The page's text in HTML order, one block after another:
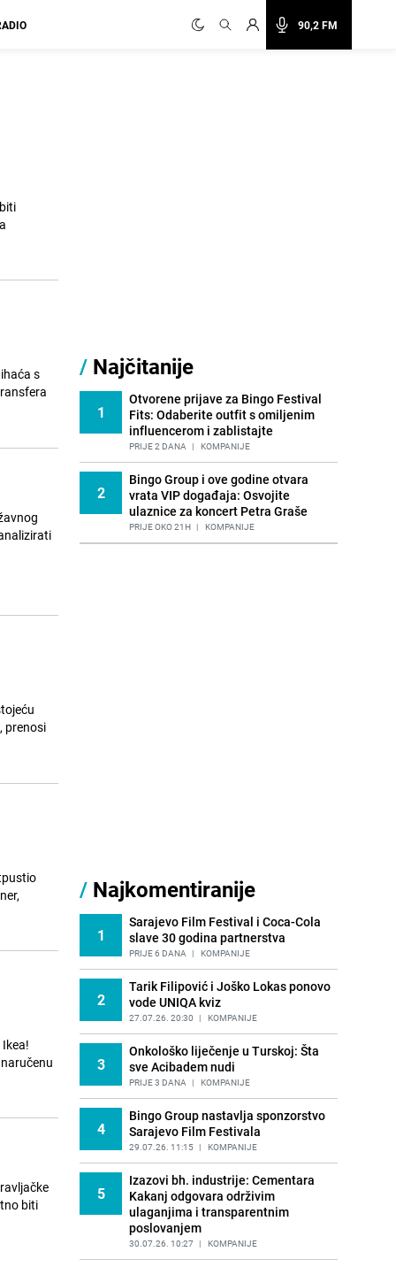
90,2 FM
s
prenosi
biti
/ Najčitanije
1
Otvorene prijave za Bingo Festival
Fits: Odaberite outfit s omiljenim
influencerom i zablistajte
PRIJE 2 DANA | KOMPANIJE
2
Bingo Group i ove godine otvara
vrata VIP događaja: Osvojite
ulaznice za koncert Petra Graše
PRIJE OKO 21H | KOMPANIJE
/ Najkomentiranije
1
Sarajevo Film Festival i Coca-Cola
slave 30 godina partnerstva
PRIJE 6 DANA | KOMPANIJE
2
Tarik Filipović i Joško Lokas ponovo
vode UNIQA kviz
27.07.26. 20:30 | KOMPANIJE
3
Onkološko liječenje u Turskoj: Šta
sve Acibadem nudi
PRIJE 3 DANA | KOMPANIJE
4
Bingo Group nastavlja sponzorstvo
Sarajevo Film Festivala
29.07.26. 11:15 | KOMPANIJE
5
Izazovi bh. industrije: Cementara
Kakanj odgovara održivim
ulaganjima i transparentnim
poslovanjem
30.07.26. 10:27 | KOMPANIJE